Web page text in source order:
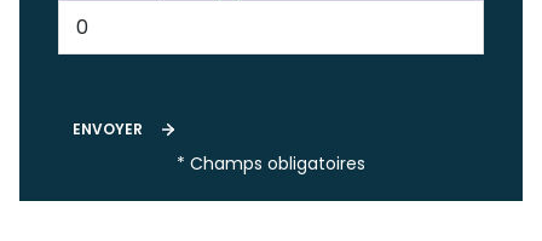
ENVOYER
* Champs obligatoires